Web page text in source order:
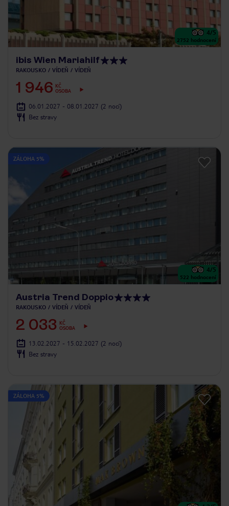
4/5
2752 hodnocení
ibis Wien Mariahilf
RAKOUSKO VÍDEŇ VÍDEŇ
1 946 KČ
OSOBA
06.01.2027 - 08.01.2027 (2 nocí)
Bez stravy
ZÁLOHA 5%
4/5
522 hodnocení
Austria Trend Doppio
RAKOUSKO VÍDEŇ VÍDEŇ
2 033
KČ
OSOBA
13.02.2027 - 15.02.2027 (2 nocí)
Bez stravy
ZÁLOHA 5%